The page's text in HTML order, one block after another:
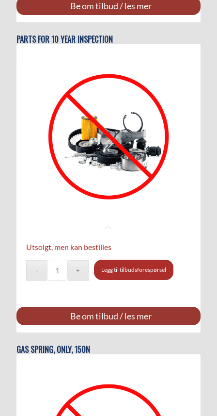
Be om tilbud / les mer
PARTS FOR 10 YEAR INSPECTION
Utsolgt, men kan bestilles
Legg til tilbudsforespørsel
Be om tilbud / les mer
GAS SPRING, ONLY, 150N